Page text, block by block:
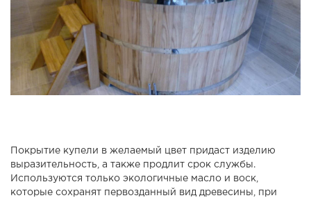
Покрытие купели в желаемый цвет придаст изделию
выразительность, а также продлит срок службы.
Используются только экологичные масло и воск,
которые сохранят первозданный вид древесины, при